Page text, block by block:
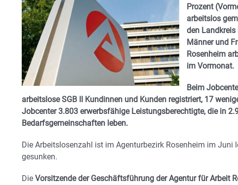
Prozent
arbeitslos
den
Männer und
Rosenheim
im Vormonat.
Beim
arbeitslose SGB II Kundinnen und Kunden registriert, 17
Jobcenter 3.803 erwerbsfähige Leistungsberechtigte, die in
Bedarfsgemeinschaften leben.
Die Arbeitslosenzahl ist im Agenturbezirk Rosenheim im Juni
gesunken.
Die Vorsitzende der Geschäftsführung der Agentur für Arbeit